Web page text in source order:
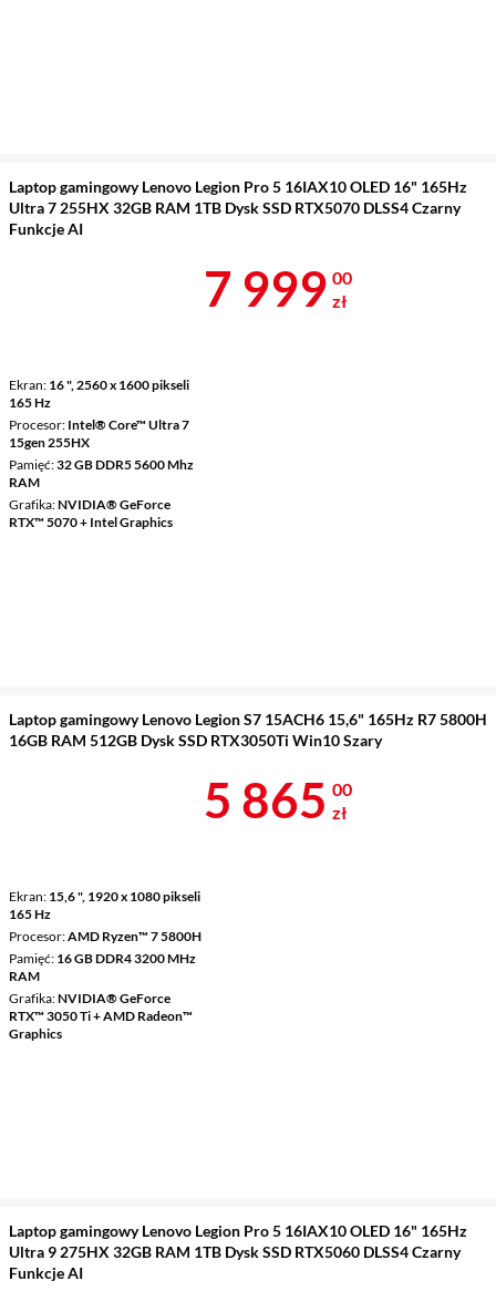
Laptop gamingowy Lenovo Legion Pro 5 16IAX10 OLED 16" 165Hz
Ultra 7 255HX 32GB RAM 1TB Dysk SSD RTX5070 DLSS4 Czarny
Funkcje AI
Ekran 16 ", 2560 x 1600 pikseli
165 Hz
Procesor Intel® Core™ Ultra 7
15gen 255HX
Pamięć 32 GB DDR5 5600 Mhz
RAM
Grafika NVIDIA® GeForce
RTX™ 5070 + Intel Graphics
Cena 7 999 zł
7 999 00
zł
Laptop gamingowy Lenovo Legion S7 15ACH6 15,6" 165Hz R7 5800H
16GB RAM 512GB Dysk SSD RTX3050Ti Win10 Szary
Ekran 15,6 ", 1920 x 1080 pikseli
165 Hz
Procesor AMD Ryzen™ 7 5800H
Pamięć 16 GB DDR4 3200 MHz
RAM
Grafika NVIDIA® GeForce
RTX™ 3050 Ti + AMD Radeon™
Graphics
Cena 5 865 zł
5 865 00
zł
Laptop gamingowy Lenovo Legion Pro 5 16IAX10 OLED 16" 165Hz
Ultra 9 275HX 32GB RAM 1TB Dysk SSD RTX5060 DLSS4 Czarny
Funkcje AI